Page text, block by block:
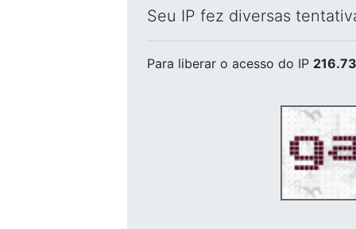
Seu IP fez diversas
Para liberar o acesso do IP